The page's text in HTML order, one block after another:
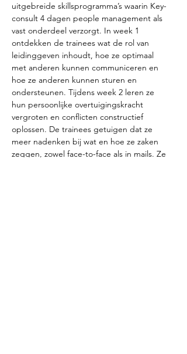
uitgebreide skillsprogramma’s waarin Key-
consult 4 dagen people management als
vast onderdeel verzorgt. In week 1
ontdekken de trainees wat de rol van
leidinggeven inhoudt, hoe ze optimaal
met anderen kunnen communiceren en
hoe ze anderen kunnen sturen en
ondersteunen. Tijdens week 2 leren ze
hun persoonlijke overtuigingskracht
vergroten en conflicten constructief
oplossen. De trainees getuigen dat ze
meer nadenken bij wat en hoe ze zaken
zeggen, zowel face-to-face als in mails. Ze